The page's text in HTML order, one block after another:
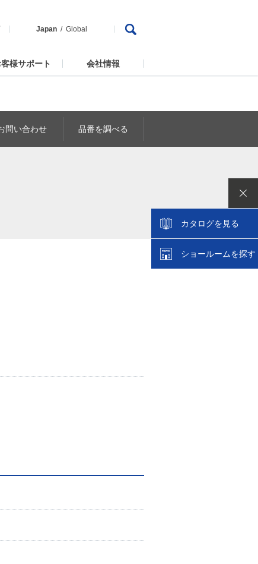
Japan Global
様サポート 会社情報
問い合わせ 品番を調べる
カタログを見る
ショールームを探す